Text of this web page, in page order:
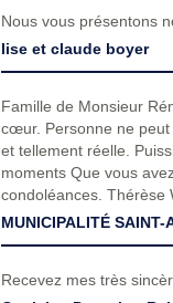
Nous vous présentons
lise et claude boyer
Famille de Monsieur
cœur. Personne ne peut
et tellement réelle.
moments Que vous
condoléances. Thérèse
MUNICIPALITÉ SAINT-
Recevez mes très